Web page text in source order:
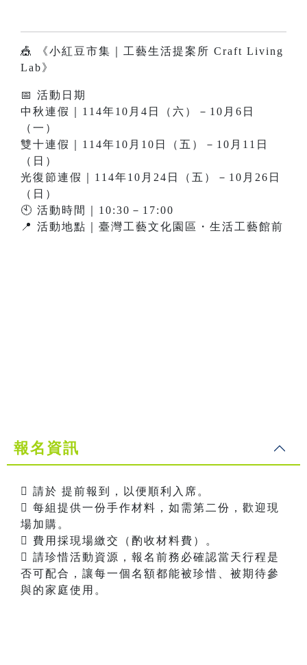
🎪 《小紅豆市集｜工藝生活提案所 Craft Living
Lab》
📅 活動日期
中秋連假｜114年10月4日（六）－10月6日
（一）
雙十連假｜114年10月10日（五）－10月11日
（日）
光復節連假｜114年10月24日（五）－10月26日
（日）
🕙 活動時間｜10:30－17:00
📍 活動地點｜臺灣工藝文化園區・生活工藝館前
報名資訊
 請於 提前報到，以便順利入席。
 每組提供一份手作材料，如需第二份，歡迎現
場加購。
 費用採現場繳交（酌收材料費）。
 請珍惜活動資源，報名前務必確認當天行程是
否可配合，讓每一個名額都能被珍惜、被期待參
與的家庭使用。